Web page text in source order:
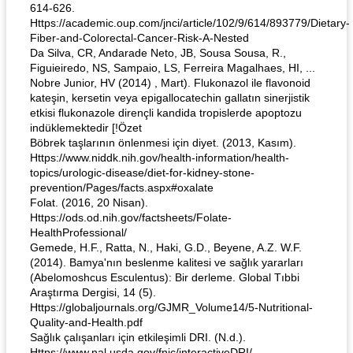
614-626.
Https://academic.oup.com/jnci/article/102/9/614/893779/Dietary-
Fiber-and-Colorectal-Cancer-Risk-A-Nested
Da Silva, CR, Andarade Neto, JB, Sousa Sousa, R.,
Figuieiredo, NS, Sampaio, LS, Ferreira Magalhaes, HI, ...
Nobre Junior, HV (2014) , Mart). Flukonazol ile flavonoid
kateşin, kersetin veya epigallocatechin gallatın sinerjistik
etkisi flukonazole dirençli kandida tropislerde apoptozu
indüklemektedir [!Özet
Böbrek taşlarının önlenmesi için diyet. (2013, Kasım).
Https://www.niddk.nih.gov/health-information/health-
topics/urologic-disease/diet-for-kidney-stone-
prevention/Pages/facts.aspx#oxalate
Folat. (2016, 20 Nisan).
Https://ods.od.nih.gov/factsheets/Folate-
HealthProfessional/
Gemede, H.F., Ratta, N., Haki, G.D., Beyene, A.Z. W.F.
(2014). Bamya'nın beslenme kalitesi ve sağlık yararları
(Abelomoshcus Esculentus): Bir derleme. Global Tıbbi
Araştırma Dergisi, 14 (5).
Https://globaljournals.org/GJMR_Volume14/5-Nutritional-
Quality-and-Health.pdf
Sağlık çalışanları için etkileşimli DRI. (N.d.).